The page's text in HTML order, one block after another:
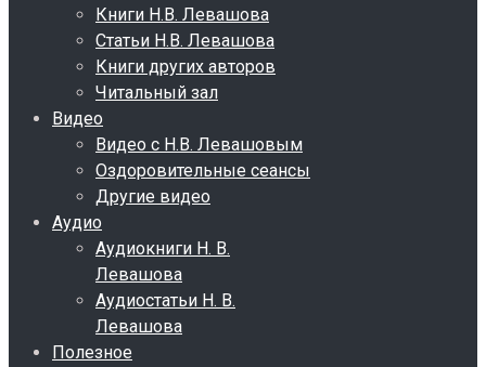
Книги Н.В. Левашова
Статьи Н.В. Левашова
Книги других авторов
Читальный зал
Видео
Видео с Н.В. Левашовым
Оздоровительные сеансы
Другие видео
Аудио
Аудиокниги Н. В.
Левашова
Аудиостатьи Н. В.
Левашова
Полезное